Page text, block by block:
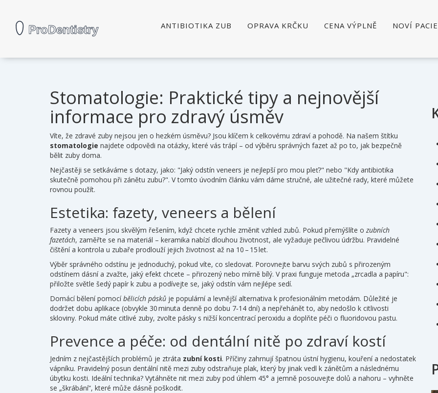
ANTIBIOTIKA ZUB OPRAVA KRČKU CENA VÝPLNĚ NOVÍ
Stomatologie: Praktické tipy a nejnovější
informace pro zdravý úsměv
Víte, že zdravé zuby nejsou jen o hezkém úsměvu? Jsou klíčem k celkovému zdraví a pohodě. Na našem štítku
stomatologie najdete odpovědi na otázky, které vás trápí – od výběru správných fazet až po to, jak bezpečně
bělit zuby doma.
Nejčastěji se setkáváme s dotazy, jako: "Jaký odstín veneers je nejlepší pro mou pleť?" nebo "Kdy antibiotika
skutečně pomohou při zánětu zubu?". V tomto úvodním článku vám dáme stručné, ale užitečné rady, které můžete
rovnou použít.
Estetika: fazety, veneers a bělení
Fazety a veneers jsou skvělým řešením, když chcete rychle změnit vzhled zubů. Pokud přemýšlíte ozubních
fazetách, zaměřte se na materiál – keramika nabízí dlouhou životnost, ale vyžaduje pečlivou údržbu. Pravidelné
čištění a kontrola u zubaře prodlouží jejich životnost až na 10 – 15 let.
Výběr správného odstínu je jednoduchý, pokud víte, co sledovat. Porovnejte barvu svých zubů s přirozeným
odstínem dásní a zvažte, jaký efekt chcete – přirozený nebo mírně bílý. V praxi funguje metoda „zrcadla a papíru":
přiložte světle šedý papír k zubu a podívejte se, jaký odstín vám nejlépe sedí.
Domácí bělení pomocíbělicích pásků je populární a levnější alternativa k profesionálním metodám. Důležité je
dodržet dobu aplikace (obvykle 30 minuta denně po dobu 7‑14 dní) a nepřehánět to, aby nedošlo k citlivosti
skloviny. Pokud máte citlivé zuby, zvolte pásky s nižší koncentrací peroxidu a doplňte péči o fluoridovou pastu.
Prevence a péče: od dentální nitě po zdraví kostí
Jedním z nejčastějších problémů je ztráta zubní kosti. Příčiny zahrnují špatnou ústní hygienu, kouření a nedostatek
vápníku. Pravidelný posun dentální nitě mezi zuby odstraňuje plak, který by jinak vedl k zánětům a následnému
úbytku kosti. Ideální technika? Vytáhněte nit mezi zuby pod úhlem 45° a jemně posouvejte dolů a nahoru – vyhněte
se „škrábání“, které může dásně poškodit.